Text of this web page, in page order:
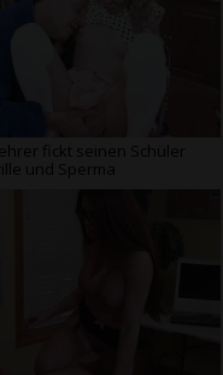
fickt seinen Schüler
und Sperma